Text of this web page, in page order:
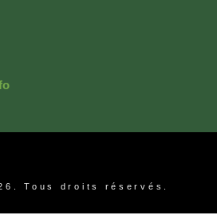
Tous droits réservés.